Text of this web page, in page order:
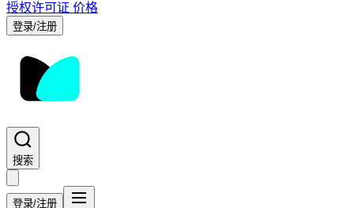
授权许可证 价格
登录/注册
搜索
登录/注册